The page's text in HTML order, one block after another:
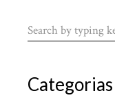
Search
for:
Categorias